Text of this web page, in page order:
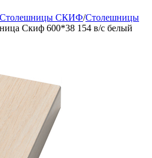
Столешницы СКИФ/Столешницы
Скиф 600*38 154 в/с белый